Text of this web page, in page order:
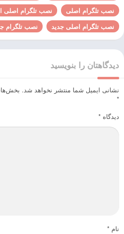
نصب تلگرام اصلی
نصب تلگرام اصلی
نصب تلگرام اصلی جدید
نصب تلگرام
دیدگاهتان را بنویسید
نشانی ایمیل شما منتشر نخواهد شد.
*
دیدگاه *
نام *